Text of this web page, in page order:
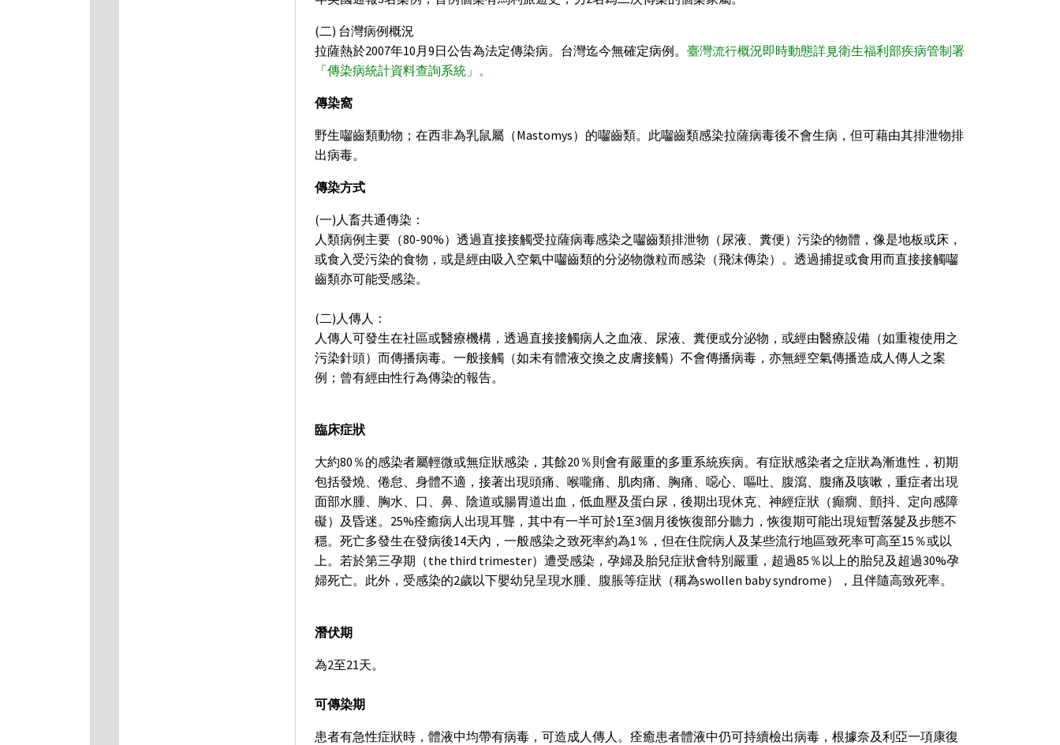
(二) 台灣病例概況
拉薩熱於2007年10月9日公告為法定傳染病。台灣迄今無確定病例。 臺灣流行概況即時動態詳見衛生福利部疾病管制署
「傳染病統計資料查詢系統」。
傳染窩
野生囓齒類動物；在西非為乳鼠屬（Mastomys）的囓齒類。此囓齒類感染拉薩病毒後不會生病，但可藉由其排泄物排
出病毒。
傳染方式
(一)人畜共通傳染：
人類病例主要（80-90%）透過直接接觸受拉薩病毒感染之囓齒類排泄物（尿液、糞便）污染的物體，像是地板或床，
或食入受污染的食物，或是經由吸入空氣中囓齒類的分泌物微粒而感染（飛沫傳染）。透過捕捉或食用而直接接觸囓
齒類亦可能受感染。
(二)人傳人：
人傳人可發生在社區或醫療機構，透過直接接觸病人之血液、尿液、糞便或分泌物，或經由醫療設備（如重複使用之
污染針頭）而傳播病毒。一般接觸（如未有體液交換之皮膚接觸）不會傳播病毒，亦無經空氣傳播造成人傳人之案
例；曾有經由性行為傳染的報告。
臨床症狀
大約80％的感染者屬輕微或無症狀感染，其餘20％則會有嚴重的多重系統疾病。有症狀感染者之症狀為漸進性，初期
包括發燒、倦怠、身體不適，接著出現頭痛、喉嚨痛、肌肉痛、胸痛、噁心、嘔吐、腹瀉、腹痛及咳嗽，重症者出現
面部水腫、胸水、口、鼻、陰道或腸胃道出血，低血壓及蛋白尿，後期出現休克、神經症狀（癲癇、顫抖、定向感障
礙）及昏迷。25%痊癒病人出現耳聾，其中有一半可於1至3個月後恢復部分聽力，恢復期可能出現短暫落髮及步態不
穩。死亡多發生在發病後14天內，一般感染之致死率約為1％，但在住院病人及某些流行地區致死率可高至15％或以
上。若於第三孕期（the third trimester）遭受感染，孕婦及胎兒症狀會特別嚴重，超過85％以上的胎兒及超過30%孕
婦死亡。此外，受感染的2歲以下嬰幼兒呈現水腫、腹脹等症狀（稱為swollen baby syndrome），且伴隨高致死率。
潛伏期
為2至21天。
可傳染期
患者有急性症狀時，體液中均帶有病毒，可造成人傳人。痊癒患者體液中仍可持續檢出病毒，根據奈及利亞一項康復